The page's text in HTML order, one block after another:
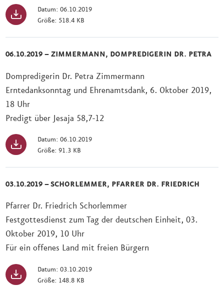
Datum: 06.10.2019
Größe: 518.4 KB
06.10.2019 – ZIMMERMANN, DOMPREDIGERIN DR. PETRA
Dompredigerin Dr. Petra Zimmermann
Erntedanksonntag und Ehrenamtsdank, 6. Oktober 2019,
18 Uhr
Predigt über Jesaja 58,7-12
Datum: 06.10.2019
Größe: 91.3 KB
03.10.2019 – SCHORLEMMER, PFARRER DR. FRIEDRICH
Pfarrer Dr. Friedrich Schorlemmer
Festgottesdienst zum Tag der deutschen Einheit, 03.
Oktober 2019, 10 Uhr
Für ein offenes Land mit freien Bürgern
Datum: 03.10.2019
Größe: 148.8 KB